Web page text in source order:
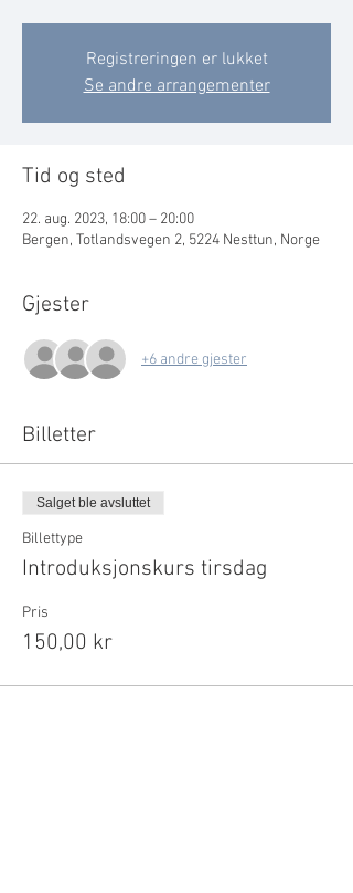
Registreringen er lukket
Se andre arrangementer
Tid og sted
22. aug. 2023, 18:00 – 20:00
Bergen, Totlandsvegen 2, 5224 Nesttun, Norge
Gjester
+6 andre gjester
Billetter
Salget ble avsluttet
Billettype
Introduksjonskurs tirsdag
Pris
150,00 kr